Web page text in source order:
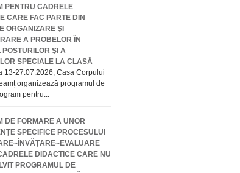
PENTRU CADRELE
CARE FAC PARTE DIN
ORGANIZARE ŞI
A PROBELOR ÎN
POSTURILOR ŞI A
SPECIALE LA CLASĂ
13-27.07.2026, Casa Corpului
organizează programul de
pentru...
DE FORMARE A UNOR
SPECIFICE PROCESULUI
DIDACTICE CARE NU
PROGRAMUL DE